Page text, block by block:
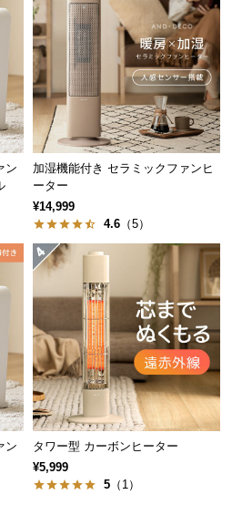
ン
加湿機能付き セラミックファンヒ
ーター
¥14,999
4.6 （5）
ン
タワー型 カーボンヒーター
¥5,999
5 （1）